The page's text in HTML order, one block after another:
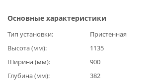
Основные характеристики
Тип установки
Пристенная
Высота (мм)
1135
Ширина (мм)
900
Глубина (мм)
382